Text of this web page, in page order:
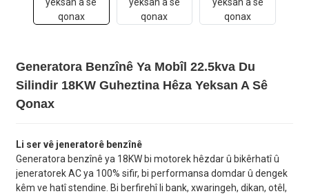
Generatora Benzînê Ya Mobîl 22.5kva Du
Silindir 18KW Guheztina Hêza Yeksan A Sê
Qonax
Li ser vê jeneratorê benzînê
Generatora benzînê ya 18KW bi motorek hêzdar û bikêrhatî û
jeneratorek AC ya 100% sifir, bi performansa domdar û dengek
kêm ve hatî stendine. Bi berfirehî li bank, xwaringeh, dikan, otêl,